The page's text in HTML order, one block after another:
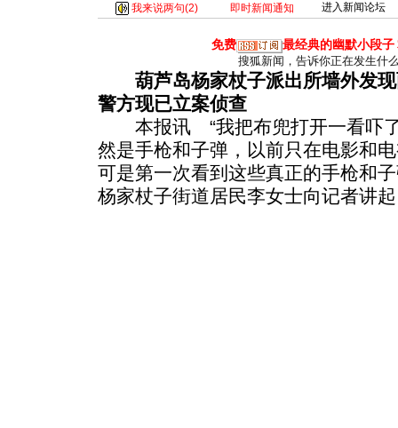
我来说两句(2) 即时新闻通知 进入新闻论坛
免费 最经典的幽默小段子
搜狐新闻，告诉你正在发生什
葫芦岛杨家杖子派出所墙外发现
警方现已立案侦查
本报讯 “我把布兜打开一看吓了
然是手枪和子弹，以前只在电影和
可是第一次看到这些真正的手枪和
杨家杖子街道居民李女士向记者讲